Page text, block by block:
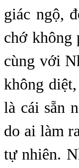
giác ngộ,
chớ không
cùng với
không
là cái sẵn
do ai làm
tự nhiên.